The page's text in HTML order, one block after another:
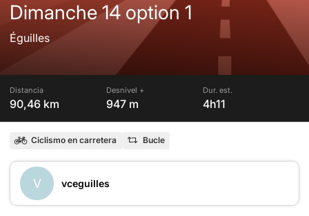
Dimanche 14 option 1
Éguilles
Distancia
90,46 km
Desnivel +
947 m
Dur. est.
4h11
Ciclismo en carretera Bucle
V vceguilles